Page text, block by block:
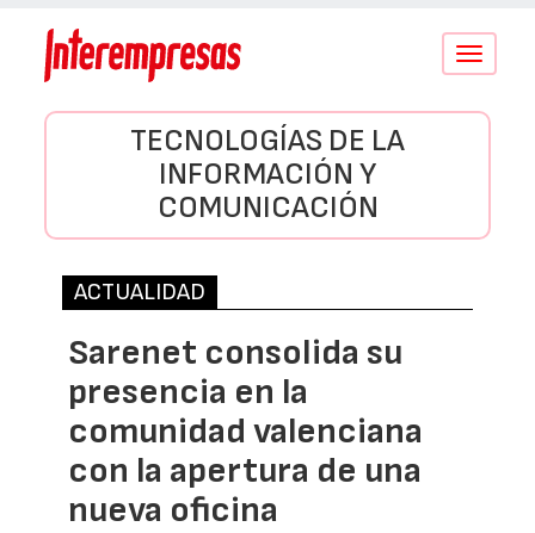
Conmutar
TECNOLOGÍAS DE LA
INFORMACIÓN Y
COMUNICACIÓN
ACTUALIDAD
Sarenet consolida su
presencia en la
comunidad valenciana
con la apertura de una
nueva oficina